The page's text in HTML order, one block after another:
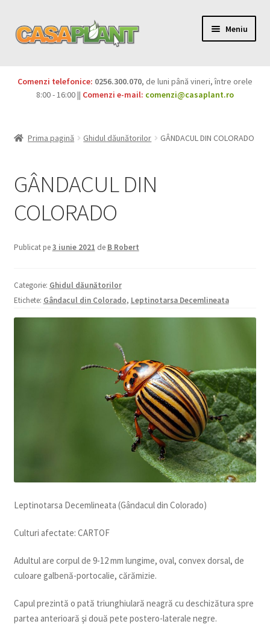
Meniu
Pesticide
Produse BIO
Sere și solarii
copil
Comenzi telefonice: 0256.300.070, de luni până vineri, între orele
8:00 - 16:00 || Comenzi e-mail: comenzi@casaplant.ro
Prima pagină Ghidul dăunătorilor GÂNDACUL DIN COLORADO
GÂNDACUL DIN
COLORADO
Publicat pe3 iunie 2021 de B Robert
Categorie: Ghidul dăunătorilor
Etichete: Gândacul din Colorado, Leptinotarsa Decemlineata
Leptinotarsa Decemlineata (Gândacul din Colorado)
Culturi afectate: CARTOF
Adultul are corpul de 9-12 mm lungime, oval, convex dorsal, de
culoare galbenă-portocalie, cărămizie.
Capul prezintă o pată triunghiulară neagră cu deschizătura spre
partea anterioară şi două pete postero-laterale negre.